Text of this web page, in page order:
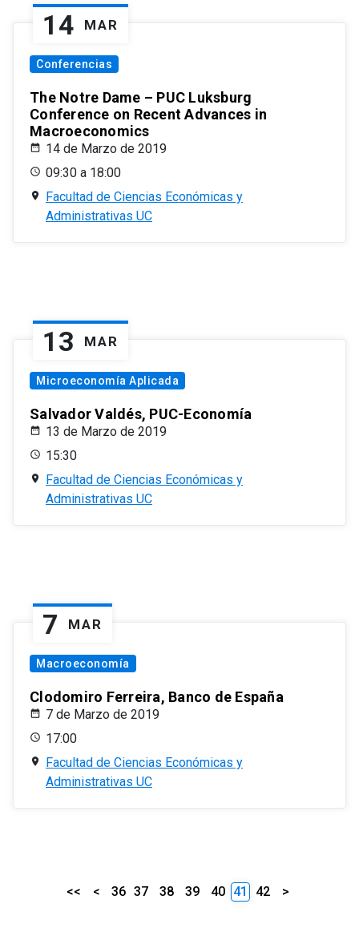
14 MAR
Conferencias
The Notre Dame – PUC Luksburg
Conference on Recent Advances in
Macroeconomics
14 de Marzo de 2019
09:30 a 18:00
Facultad de Ciencias Económicas y
Administrativas UC
13 MAR
Microeconomía Aplicada
Salvador Valdés, PUC-Economía
13 de Marzo de 2019
15:30
Facultad de Ciencias Económicas y
Administrativas UC
7 MAR
Macroeconomía
Clodomiro Ferreira, Banco de España
7 de Marzo de 2019
17:00
Facultad de Ciencias Económicas y
Administrativas UC
<< < 36 37 38 39 40 41 42 >